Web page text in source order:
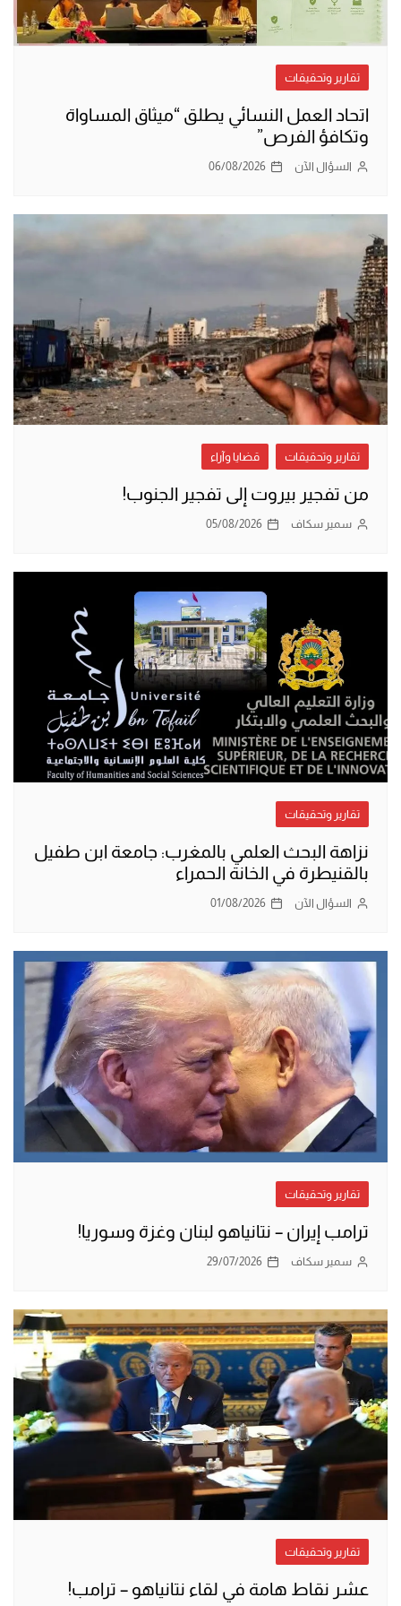
تقارير وتحقيقات
اتحاد العمل النسائي يطلق “ميثاق المساواة
وتكافؤ الفرص”
السؤال الآن 06/08/2026
تقارير وتحقيقات قضايا وآراء
من تفجير بيروت إلى تفجير الجنوب!
سمير سكاف 05/08/2026
تقارير وتحقيقات
نزاهة البحث العلمي بالمغرب: جامعة ابن طفيل
بالقنيطرة في الخانة الحمراء
السؤال الآن 01/08/2026
تقارير وتحقيقات
ترامب إيران – نتانياهو لبنان وغزة وسوريا!
سمير سكاف 29/07/2026
تقارير وتحقيقات
عشر نقاط هامة في لقاء نتانياهو – ترامب!